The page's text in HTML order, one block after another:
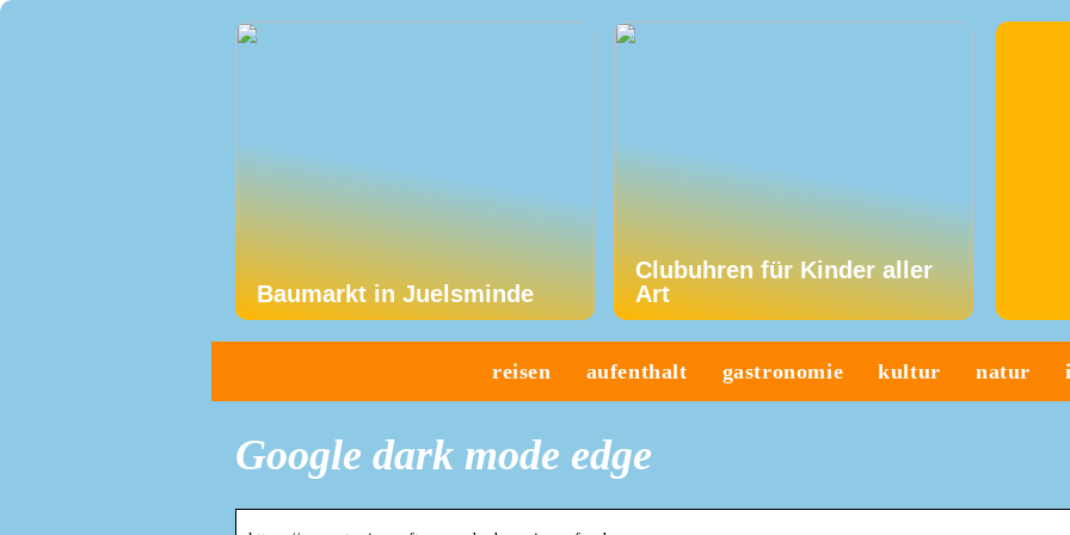
Baumarkt in Juelsminde
Clubuhren für Kinder aller
Art
reisen aufenthalt gastronomie kultur natur
Google dark mode edge